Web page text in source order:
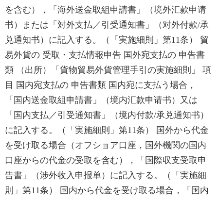
を含む），「海外送金取組申請書」（境外汇款申请
书）または「対外支払／引受通知書」（对外付款/承
兑通知书）に記入する。（「実施細則」第11条） 貿
易外貨の 受取・支払情報申告 国外宛支払の 申告書
類 （出所）「貨物貿易外貨管理手引の実施細則」 項
目 国内宛支払の 申告書類 国内宛に支払う場合，
「国内送金取組申請書」（境内汇款申请书）又は
「国内支払／引受通知書」（境内付款/承兑通知书）
に記入する。（「実施細則」第11条） 国外から代金
を受け取る場合（オフショア口座，国外機関の国内
口座からの代金の受取を含む），「国際収支受取申
告書」（涉外收入申报单）に記入する。（「実施細
則」第11条） 国内から代金を受け取る場合，「国内